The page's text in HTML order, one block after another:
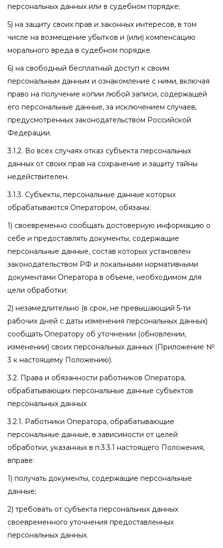
персональных данных или в судебном порядке;
5) на защиту своих прав и законных интересов, в том
числе на возмещение убытков и (или) компенсацию
морального вреда в судебном порядке.
6) на свободный бесплатный доступ к своим
персональным данным и ознакомление с ними, включая
право на получение копии любой записи, содержащей
его персональные данные, за исключением случаев,
предусмотренных законодательством Российской
Федерации.
3.1.2. Во всех случаях отказ субъекта персональных
данных от своих прав на сохранение и защиту тайны
недействителен.
3.1.3. Субъекты, персональные данные которых
обрабатываются Оператором, обязаны:
1) своевременно сообщать достоверную информацию о
себе и предоставлять документы, содержащие
персональные данные, состав которых установлен
законодательством РФ и локальными нормативными
документами Оператора в объеме, необходимом для
цели обработки;
2) незамедлительно (в срок, не превышающий 5-ти
рабочих дней с даты изменения персональных данных)
сообщать Оператору об уточнении (обновлении,
изменении) своих персональных данных (Приложение №
3 к настоящему Положению).
3.2. Права и обязанности работников Оператора,
обрабатывающих персональные данные субъектов
персональных данных
3.2.1. Работники Оператора, обрабатывающие
персональные данные, в зависимости от целей
обработки, указанных в п.3.3.1 настоящего Положения,
вправе:
1) получать документы, содержащие персональные
данные;
2) требовать от субъекта персональных данных
своевременного уточнения предоставленных
персональных данных.